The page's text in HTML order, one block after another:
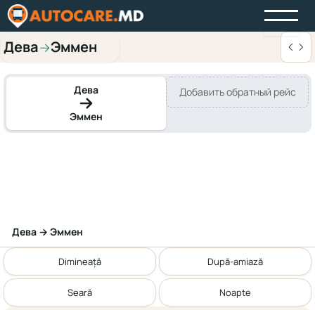
Дева→Эммен
Дева
Эммен
Добавить обратный рейс
Дева → Эммен
Dimineață După-amiază
Seară Noapte